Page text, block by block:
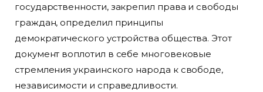
государственности, закрепил права и свободы
граждан, определил принципы
демократического устройства общества. Этот
документ воплотил в себе многовековые
стремления украинского народа к свободе,
независимости и справедливости.